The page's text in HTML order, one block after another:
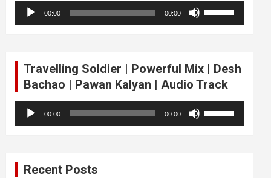
Audio
Player
00:00 00:00
Arrow
increase
or
Travelling Soldier | Powerful Mix | Desh
Bachao | Pawan Kalyan | Audio Track
Audio
Player
00:00 00:00
Arrow
Recent Posts